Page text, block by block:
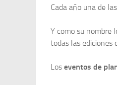
Cada año una de
Y como su nombre
todas las ediciones
Los eventos de